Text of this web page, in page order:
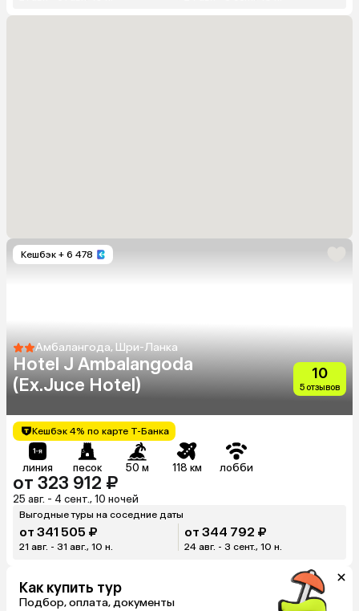
Кешбэк + 6 478
Амбалангода, Шри-Ланка
Hotel J Ambalangoda
(Ex.Juce Hotel)
10
5 отзывов
Кешбэк 4% по карте Т-Банка
линия песок 50 м 118 км лобби
от 323 912 ₽
25 авг. - 4 сент., 10 ночей
Выгодные туры на соседние даты
от 341 505 ₽
21 авг. - 31 авг., 10 н.
от 344 792 ₽
24 авг. - 3 сент., 10 н.
Как купить тур
Подбор, оплата, документы